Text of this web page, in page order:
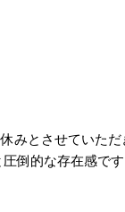
みとさせていた
倒的な存在感で